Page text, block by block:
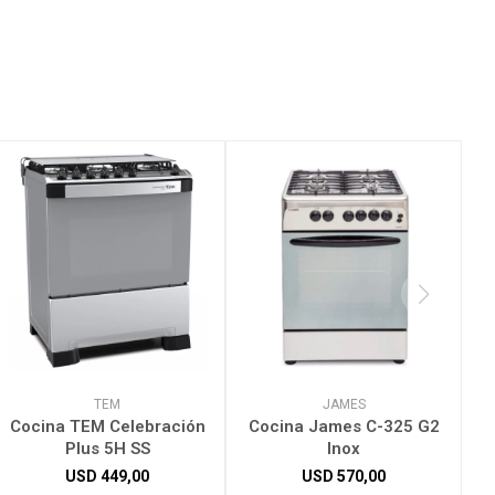
TEM
Cocina TEM Celebración
Plus 5H SS
USD 449,00
JAMES
Cocina James C-325 G2
Inox
USD 570,00